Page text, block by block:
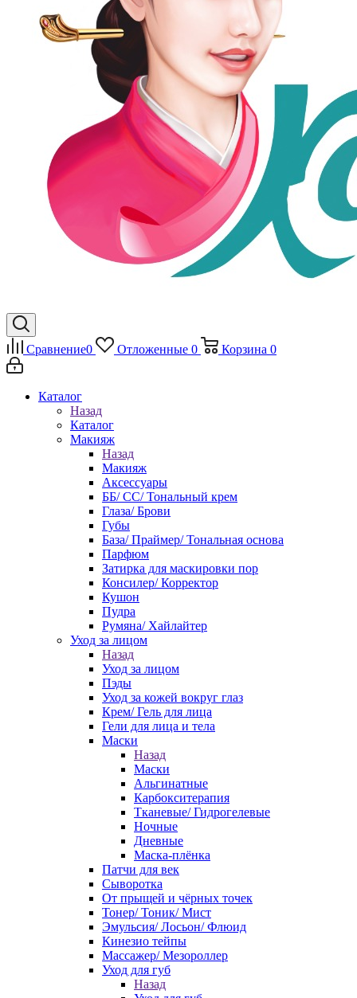
Сравнение0 Отложенные 0 Корзина 0
Каталог
Назад
Каталог
Макияж
Назад
Макияж
Аксессуары
ББ/ СС/ Тональный крем
Глаза/ Брови
Губы
База/ Праймер/ Тональная основа
Парфюм
Затирка для маскировки пор
Консилер/ Корректор
Кушон
Пудра
Румяна/ Хайлайтер
Уход за лицом
Назад
Уход за лицом
Пэды
Уход за кожей вокруг глаз
Крем/ Гель для лица
Гели для лица и тела
Маски
Назад
Маски
Альгинатные
Карбокситерапия
Тканевые/ Гидрогелевые
Ночные
Дневные
Маска-плёнка
Патчи для век
Сыворотка
От прыщей и чёрных точек
Тонер/ Тоник/ Мист
Эмульсия/ Лосьон/ Флюид
Кинезио тейпы
Массажер/ Мезороллер
Уход для губ
Назад